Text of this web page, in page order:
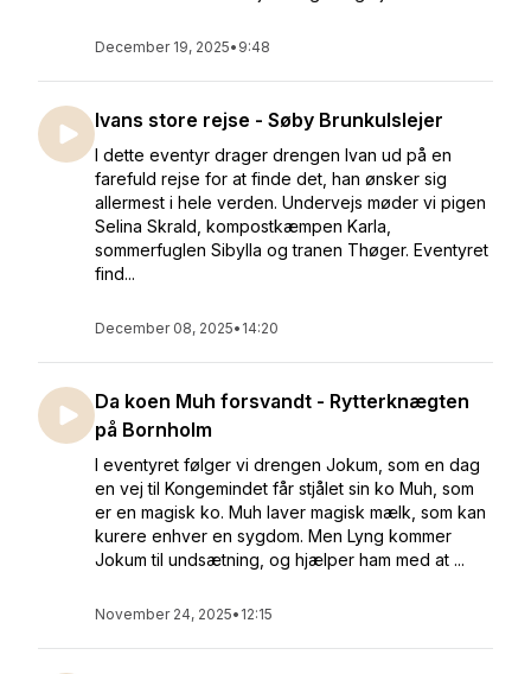
December 19, 2025• 9:48
Ivans store rejse - Søby Brunkulslejer
I dette eventyr drager drengen Ivan ud på en
farefuld rejse for at finde det, han ønsker sig
allermest i hele verden. Undervejs møder vi pigen
Selina Skrald, kompostkæmpen Karla,
sommerfuglen Sibylla og tranen Thøger. Eventyret
find...
December 08, 2025• 14:20
Da koen Muh forsvandt - Rytterknægten
på Bornholm
I eventyret følger vi drengen Jokum, som en dag
en vej til Kongemindet får stjålet sin ko Muh, som
er en magisk ko. Muh laver magisk mælk, som kan
kurere enhver en sygdom. Men Lyng kommer
Jokum til undsætning, og hjælper ham med at ...
November 24, 2025• 12:15